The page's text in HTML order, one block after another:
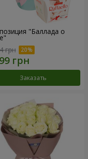
"Баллада о
грн
Заказать